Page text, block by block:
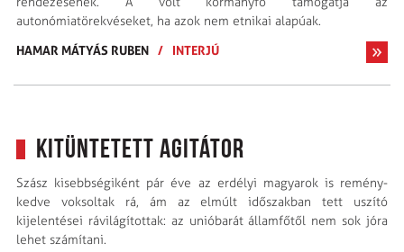
autonómiatörekvéseket, ha azok nem etnikai alapúak.
HAMAR MÁTYÁS RUBEN / INTERJÚ
Kitüntetett agitátor
Szász kisebbségiként pár éve az erdélyi magyarok is remény­
kedve voksoltak rá, ám az elmúlt időszakban tett uszító
kijelentései rávilágítottak: az unióbarát államfőtől nem sok jóra
lehet számítani.